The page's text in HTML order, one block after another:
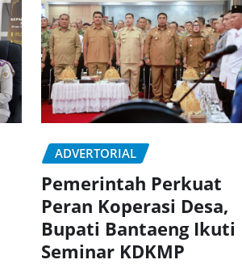
ADVERTORIAL
Pemerintah Perkuat
Peran Koperasi Desa,
Bupati Bantaeng Ikuti
Seminar KDKMP